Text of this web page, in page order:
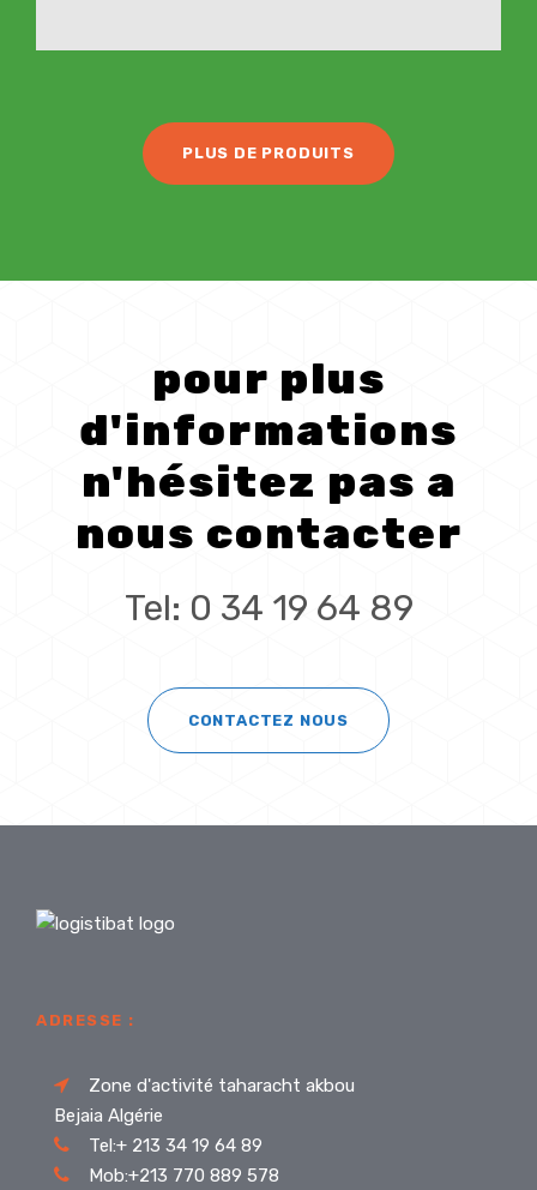
PLUS DE PRODUITS
pour plus
d'informations
n'hésitez pas a
nous contacter
Tel: 0 34 19 64 89
CONTACTEZ NOUS
ADRESSE :
Zone d'activité taharacht akbou
Bejaia Algérie
Tel:+ 213 34 19 64 89
Mob:+213 770 889 578